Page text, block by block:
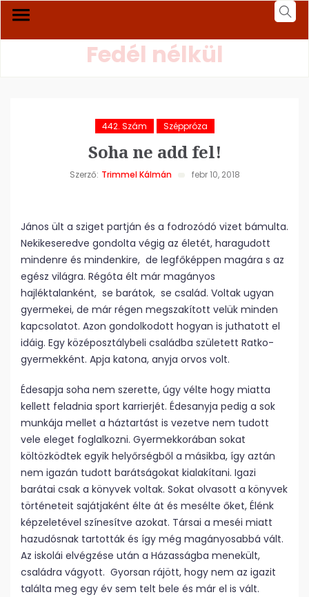
Fedél nélkül
442. Szám Széppróza
Soha ne add fel!
Szerző: Trimmel Kálmán febr 10, 2018
János ült a sziget partján és a fodrozódó vizet bámulta.
Nekikeseredve gondolta végig az életét, haragudott
mindenre és mindenkire, de legfőképpen magára s az
egész világra. Régóta élt már magányos
hajléktalanként, se barátok, se család. Voltak ugyan
gyermekei, de már régen megszakított velük minden
kapcsolatot. Azon gondolkodott hogyan is juthatott el
idáig. Egy középosztálybeli családba született Ratko-
gyermekként. Apja katona, anyja orvos volt.
Édesapja soha nem szerette, úgy vélte hogy miatta
kellett feladnia sport karrierjét. Édesanyja pedig a sok
munkája mellet a háztartást is vezetve nem tudott
vele eleget foglalkozni. Gyermekkorában sokat
költözködtek egyik helyőrségből a másikba, így aztán
nem igazán tudott barátságokat kialakítani. Igazi
barátai csak a könyvek voltak. Sokat olvasott a könyvek
történeteit sajátjaként élte át és mesélte őket, Élénk
képzeletével színesítve azokat. Társai a meséi miatt
hazudósnak tartották és így még magányosabbá vált.
Az iskolái elvégzése után a Házasságba menekült,
családra vágyott. Gyorsan rájött, hogy nem az igazit
találta meg egy év sem telt bele és már el is vált.